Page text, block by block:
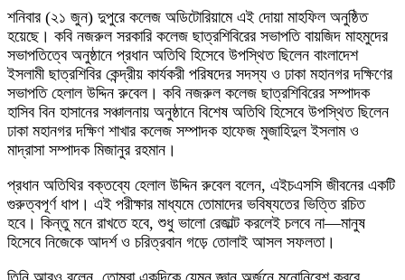
শনিবার (২১ জুন) দুপুরে কলেজ অডিটোরিয়ামে এই দোয়া মাহফিল অনুষ্ঠিত
হয়েছে। কবি নজরুল সরকারি কলেজ ছাত্রশিবিরের সভাপতি বায়জিদ মাহমুদের
সভাপতিত্বে অনুষ্ঠানে প্রধান অতিথি হিসেবে উপস্থিত ছিলেন বাংলাদেশ
ইসলামী ছাত্রশিবির কেন্দ্রীয় কার্যকরী পরিষদের সদস্য ও ঢাকা মহানগর দক্ষিণের
সভাপতি হেলাল উদ্দিন রুবেল। কবি নজরুল কলেজ ছাত্রশিবিরের সম্পাদক
হাসিব বিন হাসানের সঞ্চালনায় অনুষ্ঠানে বিশেষ অতিথি হিসেবে উপস্থিত ছিলেন
ঢাকা মহানগর দক্ষিণ শাখার কলেজ সম্পাদক হাফেজ মুজাহিদুল ইসলাম ও
মাদ্রাসা সম্পাদক মিজানুর রহমান।
প্রধান অতিথির বক্তব্যে হেলাল উদ্দিন রুবেল বলেন, এইচএসসি জীবনের একটি
গুরুত্বপূর্ণ ধাপ। এই পরীক্ষার মাধ্যমে তোমাদের ভবিষ্যতের ভিত্তি রচিত
হবে। কিন্তু মনে রাখতে হবে, শুধু ভালো রেজাল্ট করলেই চলবে না—মানুষ
হিসেবে নিজেকে আদর্শ ও চরিত্রবান গড়ে তোলাই আসল সফলতা।